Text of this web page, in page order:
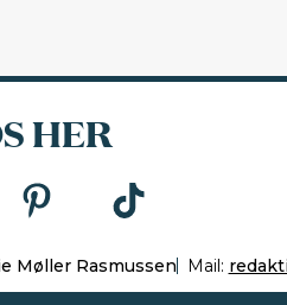
HER
Møller Rasmussen Mail: